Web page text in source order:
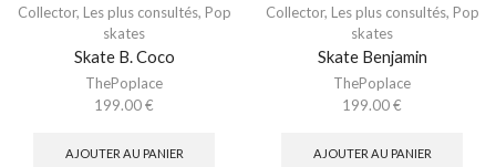
Collector, Les plus consultés, Pop
skates
Skate B. Coco
ThePoplace
199.00€
AJOUTER AU PANIER
Collector, Les plus consultés, Pop
skates
Skate Benjamin
ThePoplace
199.00€
AJOUTER AU PANIER